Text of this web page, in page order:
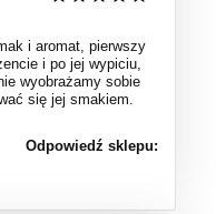
i aromat, pierwszy
i po jej wypiciu,
wyobrażamy sobie
się jej smakiem.
Odpowiedź sklepu: